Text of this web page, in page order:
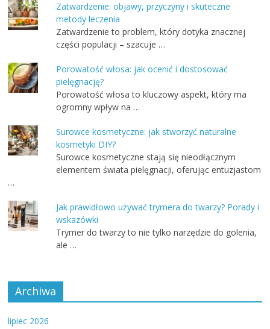
Zatwardzenie: objawy, przyczyny i skuteczne
metody leczenia
Zatwardzenie to problem, który dotyka znacznej
części populacji – szacuje …
Porowatość włosa: jak ocenić i dostosować
pielęgnację?
Porowatość włosa to kluczowy aspekt, który ma
ogromny wpływ na …
Surowce kosmetyczne: jak stworzyć naturalne
kosmetyki DIY?
Surowce kosmetyczne stają się nieodłącznym
elementem świata pielęgnacji, oferując entuzjastom
…
Jak prawidłowo używać trymera do twarzy? Porady i
wskazówki
Trymer do twarzy to nie tylko narzędzie do golenia,
ale …
Archiwa
lipiec 2026